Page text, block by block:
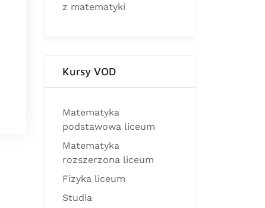
z matematyki
Kursy VOD
Matematyka
podstawowa liceum
Matematyka
rozszerzona liceum
Fizyka liceum
Studia